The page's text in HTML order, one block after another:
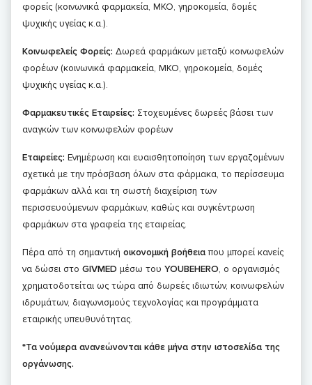
φορείς (κοινωνικά φαρμακεία, ΜΚΟ, γηροκομεία, δομές
ψυχικής υγείας κ.α.).
Κοινωφελείς Φορείς: Δωρεά φαρμάκων μεταξύ κοινωφελών
φορέων (κοινωνικά φαρμακεία, ΜΚΟ, γηροκομεία, δομές
ψυχικής υγείας κ.α.).
Φαρμακευτικές Εταιρείες: Στοχευμένες δωρεές βάσει των
αναγκών των κοινωφελών φορέων
Εταιρείες: Ενημέρωση και ευαισθητοποίηση των εργαζομένων
σχετικά με την πρόσβαση όλων στα φάρμακα, το περίσσευμα
φαρμάκων αλλά και τη σωστή διαχείριση των
περισσευούμενων φαρμάκων, καθώς και συγκέντρωση
φαρμάκων στα γραφεία της εταιρείας.
Πέρα από τη σημαντική οικονομική βοήθειαπου μπορεί κανείς
να δώσει στο GIVMED μέσω του YOUBEHERO, ο οργανισμός
χρηματοδοτείται ως τώρα από δωρεές ιδιωτών, κοινωφελών
ιδρυμάτων, διαγωνισμούς τεχνολογίας και προγράμματα
εταιρικής υπευθυνότητας.
*Τα νούμερα ανανεώνονται κάθε μήνα στην ιστοσελίδα της
οργάνωσης.